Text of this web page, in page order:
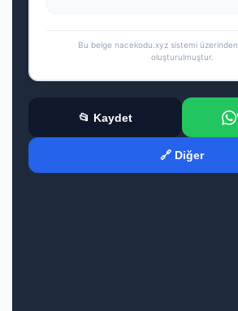
Bu belge nacekodu.xyz sistemi
oluşturulmuştur.
📂 Kaydet
🔗 Diğer